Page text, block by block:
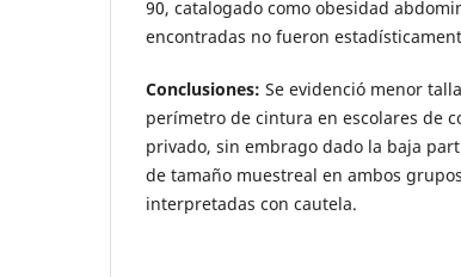
90, catalogado como obesidad
encontradas no fueron
Conclusiones: Se evidenció menor
perímetro de cintura en escolares de
privado, sin embrago dado la baja
de tamaño muestreal en ambos
interpretadas con cautela.